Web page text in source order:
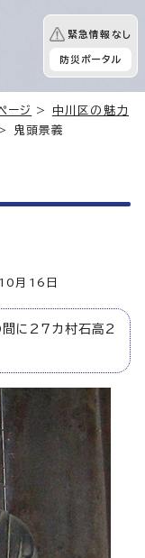
緊急情報なし
防災ポータル
ージ > 中川区の魅力
鬼頭景義
月16日
間に27カ村石高2